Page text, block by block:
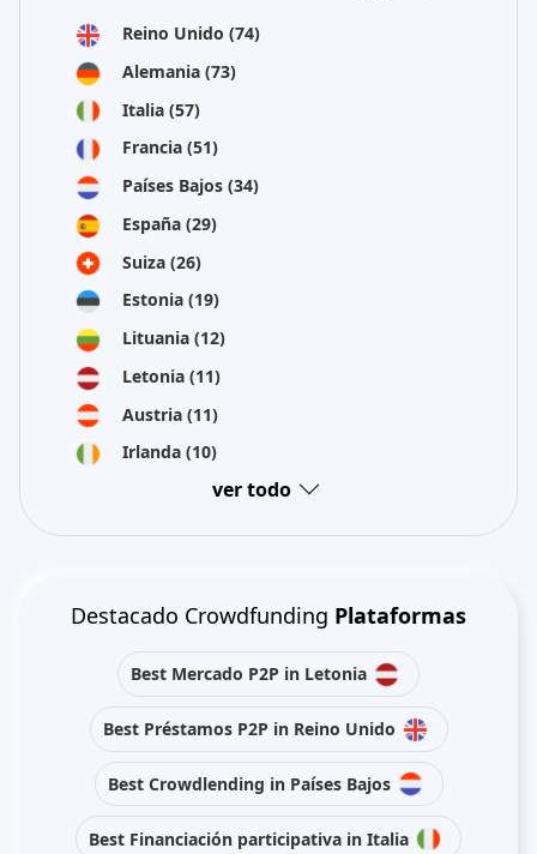
Reino Unido (74)
Alemania (73)
Italia (57)
Francia (51)
Países Bajos (34)
España (29)
Suiza (26)
Estonia (19)
Lituania (12)
Letonia (11)
Austria (11)
Irlanda (10)
ver todo
Destacado Crowdfunding Plataformas
Best Mercado P2P in Letonia
Best Préstamos P2P in Reino Unido
Best Crowdlending in Países Bajos
Best Financiación participativa in Italia